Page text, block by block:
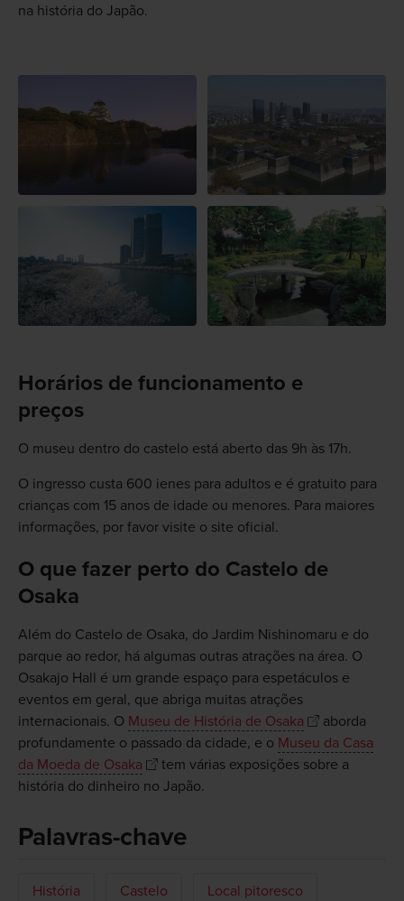
na história do Japão.
Horários de funcionamento e
preços
O museu dentro do castelo está aberto das 9h às 17h.
O ingresso custa 600 ienes para adultos e é gratuito para
crianças com 15 anos de idade ou menores. Para maiores
informações, por favor visite o site oficial.
O que fazer perto do Castelo de
Osaka
Além do Castelo de Osaka, do Jardim Nishinomaru e do
parque ao redor, há algumas outras atrações na área. O
Osakajo Hall é um grande espaço para espetáculos e
eventos em geral, que abriga muitas atrações
internacionais. O Museu de História de Osaka
aborda
profundamente o passado da cidade, e o Museu da Casa
da Moeda de Osaka
tem várias exposições sobre a
história do dinheiro no Japão.
Palavras-chave
História Castelo Local pitoresco